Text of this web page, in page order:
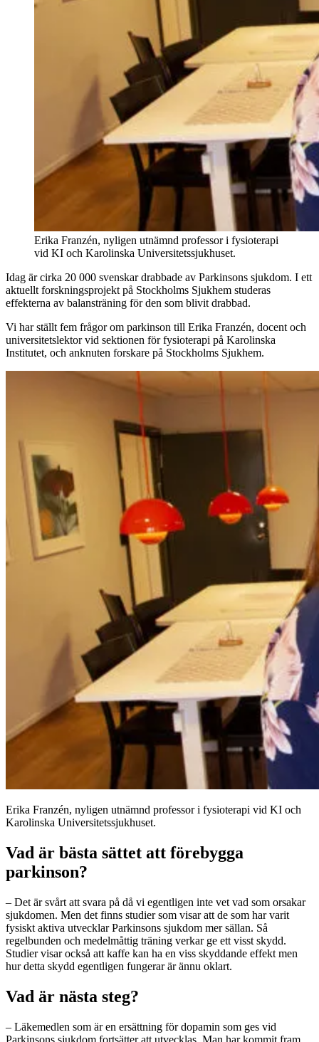
Erika Franzén, nyligen utnämnd professor i fysioterapi
vid KI och Karolinska Universitetssjukhuset.
Idag är cirka 20 000 svenskar drabbade av Parkinsons sjukdom. I ett
aktuellt forskningsprojekt på Stockholms Sjukhem studeras
effekterna av balansträning för den som blivit drabbad.
Vi har ställt fem frågor om parkinson till Erika Franzén, docent och
universitetslektor vid sektionen för fysioterapi på Karolinska
Institutet, och anknuten forskare på Stockholms Sjukhem.
Erika Franzén, nyligen utnämnd professor i fysioterapi vid KI och
Karolinska Universitetssjukhuset.
Vad är bästa sättet att förebygga
parkinson?
– Det är svårt att svara på då vi egentligen inte vet vad som orsakar
sjukdomen. Men det finns studier som visar att de som har varit
fysiskt aktiva utvecklar Parkinsons sjukdom mer sällan. Så
regelbunden och medelmåttig träning verkar ge ett visst skydd.
Studier visar också att kaffe kan ha en viss skyddande effekt men
hur detta skydd egentligen fungerar är ännu oklart.
Vad är nästa steg?
– Läkemedlen som är en ersättning för dopamin som ges vid
Parkinsons sjukdom fortsätter att utvecklas. Man har kommit fram